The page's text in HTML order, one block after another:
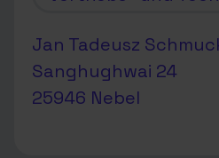
Jan Tadeusz
Sanghughwai 24
25946 Nebel